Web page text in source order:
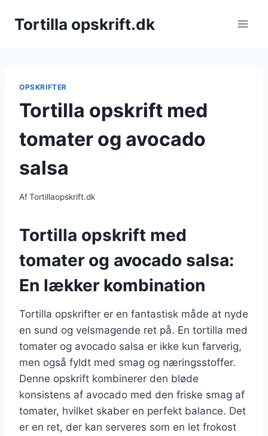
Tortilla opskrift.dk
OPSKRIFTER
Tortilla opskrift med
tomater og avocado
salsa
AfTortillaopskrift.dk
Tortilla opskrift med
tomater og avocado salsa:
En lækker kombination
Tortilla opskrifter er en fantastisk måde at nyde
en sund og velsmagende ret på. En tortilla med
tomater og avocado salsa er ikke kun farverig,
men også fyldt med smag og næringsstoffer.
Denne opskrift kombinerer den bløde
konsistens af avocado med den friske smag af
tomater, hvilket skaber en perfekt balance. Det
er en ret, der kan serveres som en let frokost